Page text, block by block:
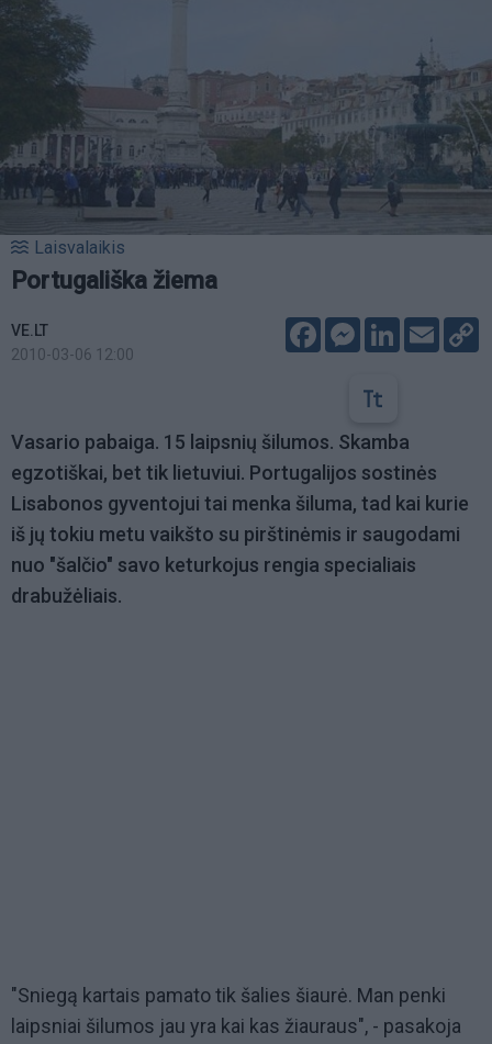
Laisvalaikis
Portugališka žiema
VE.LT
2010-03-06 12:00
FacebookMessenger
LinkedIn
Email
Vasario pabaiga. 15 laipsnių šilumos. Skamba
egzotiškai, bet tik lietuviui. Portugalijos sostinės
Lisabonos gyventojui tai menka šiluma, tad kai kurie
iš jų tokiu metu vaikšto su pirštinėmis ir saugodami
nuo "šalčio" savo keturkojus rengia specialiais
drabužėliais.
"Sniegą kartais pamato tik šalies šiaurė. Man penki
laipsniai šilumos jau yra kai kas žiauraus", - pasakoja